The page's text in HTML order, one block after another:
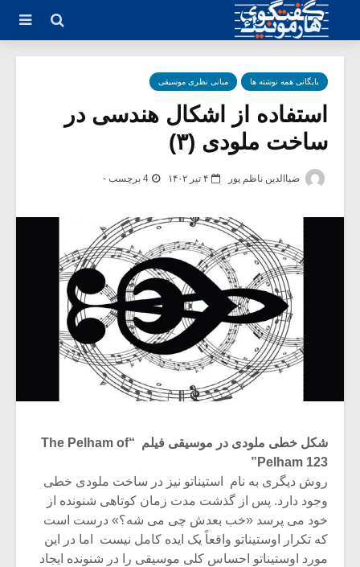
بایگانی همه نوشته ها مبانی نظری موسیقی
استفاده از اشکال هندسی در
ساخت ملودی (۳)
ضیاالدین ناظم پور ۴ تیر ۱۴۰۲ 4 برچسب -
شکل خطی ملودی در موسیقی فیلم
“The Pelham of
Pelham 123”
روش دیگری به نام استیناتو نیز در ساخت ملودی خطی
وجود دارد. پس از گذشت مدت زمان کوتاهی شنونده از
خود می پرسد «خب بعدش چی می شه؟» درست است
که تکرار اوستیناتو واقعاً یک ایده کامل نیست اما در این
مورد اوستیناتو احساس کلی موسیقی را در شنونده ایجاد